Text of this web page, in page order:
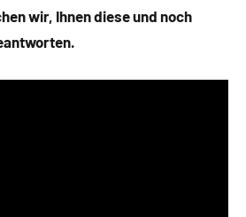
wir, Ihnen diese und noch